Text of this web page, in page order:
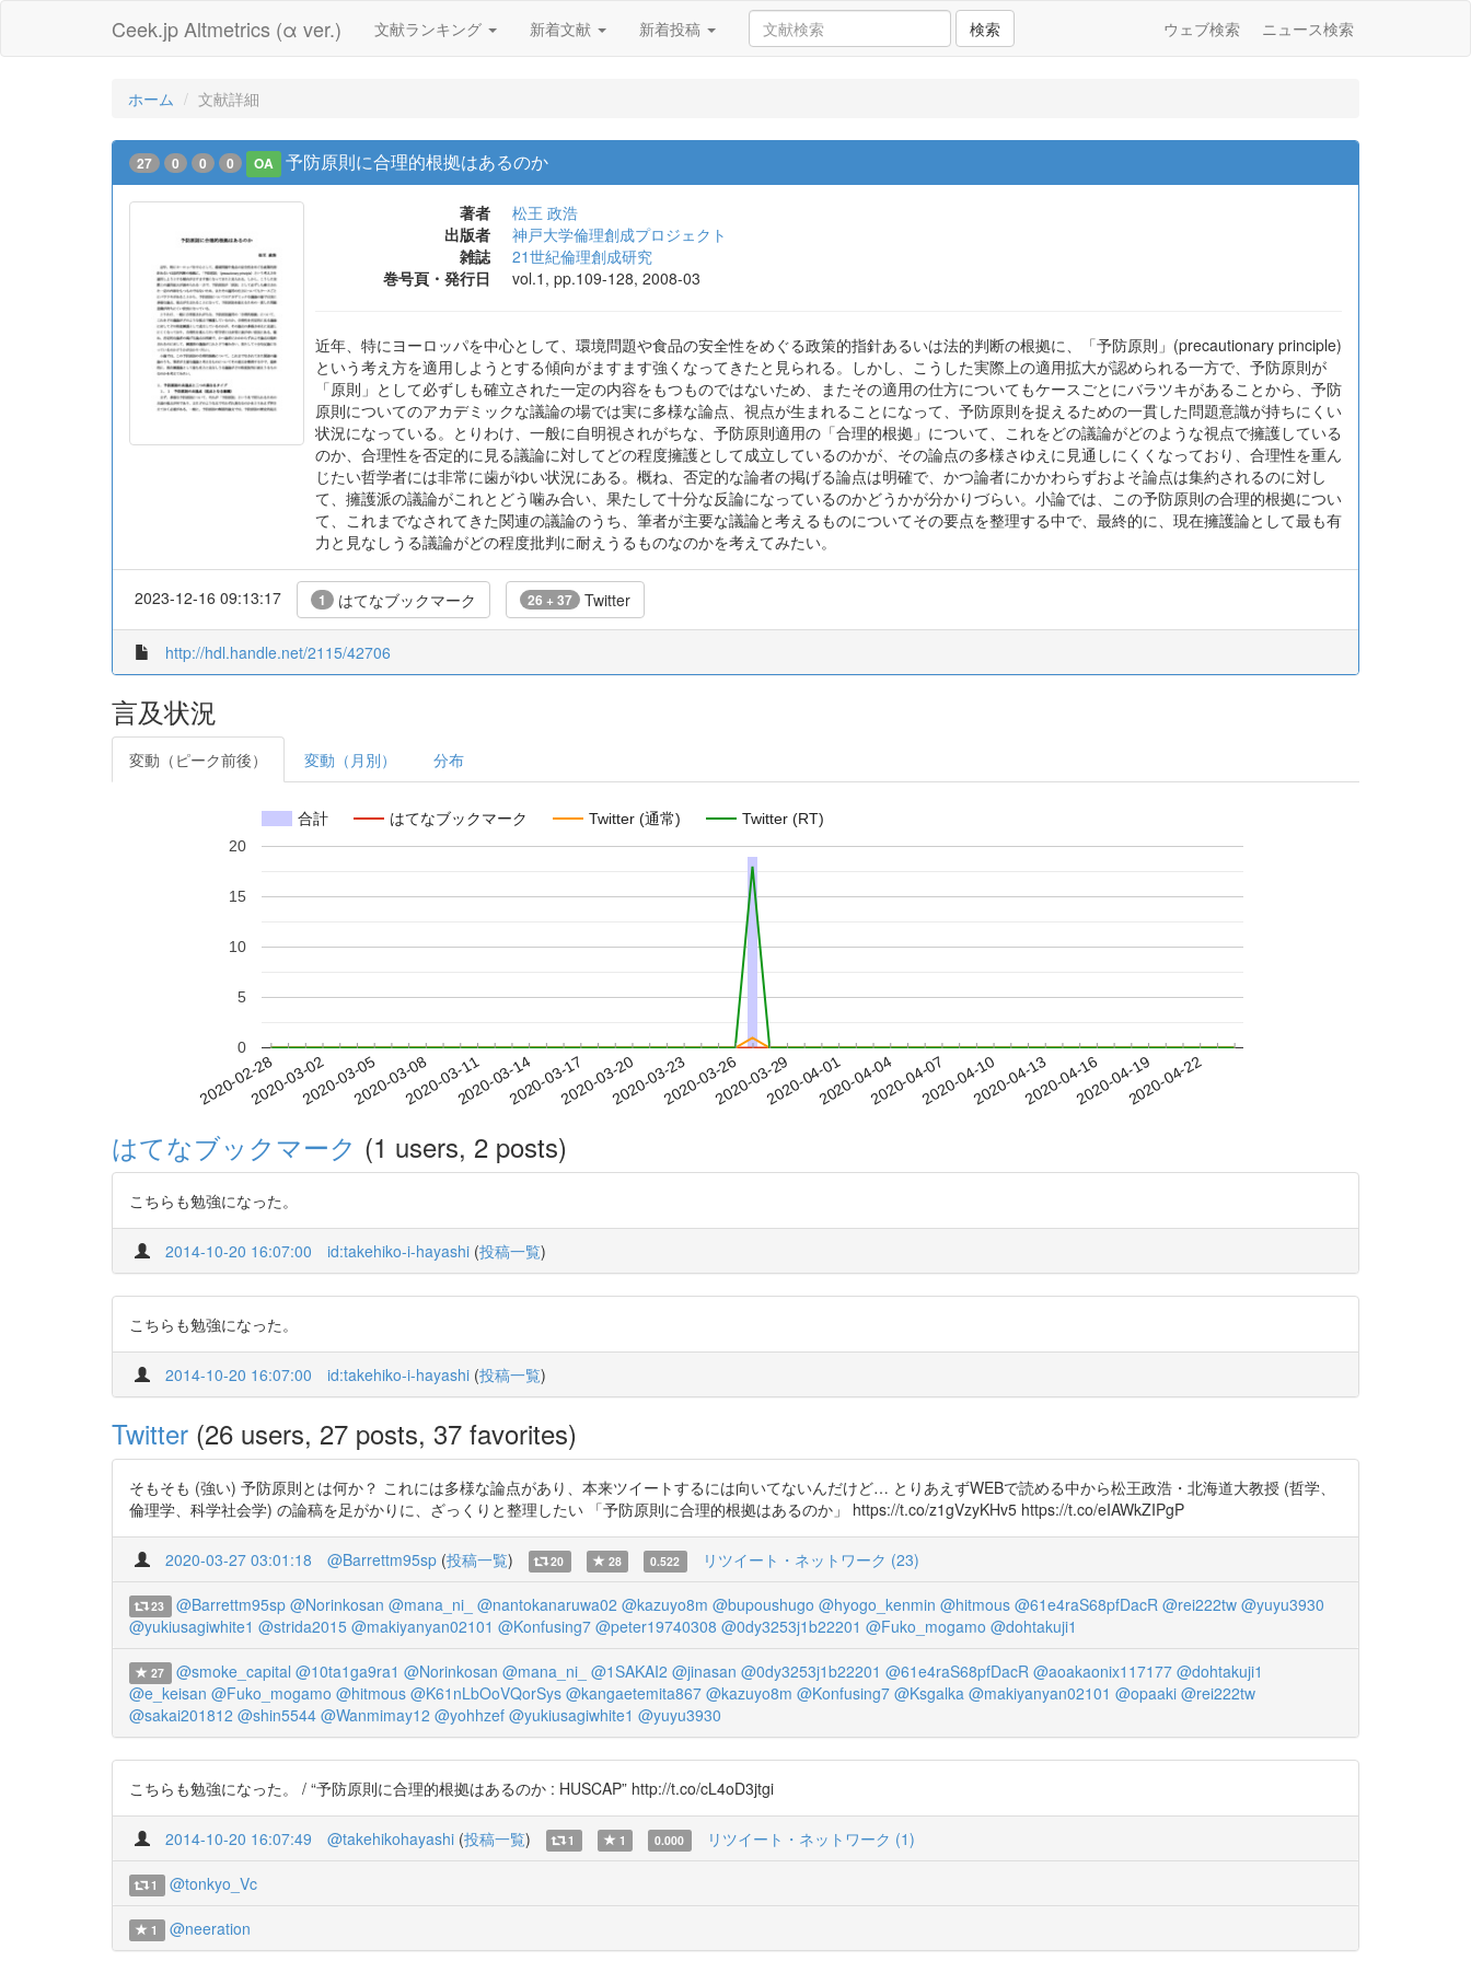
Ceek.jp Altmetrics (α ver.) 文献ランキング 新着文献 新着投稿 検索 ウェブ検索 ニュース検索
ホーム 文献詳細
27 0 0 0 OA 予防原則に合理的根拠はあるのか
著者
松王 政浩
出版者
神戸大学倫理創成プロジェクト
雑誌
21世紀倫理創成研究
巻号頁・発行日
vol.1, pp.109-128, 2008-03
近年、特にヨーロッパを中心として、環境問題や食品の安全性をめぐる政策的指針あるいは法的判断の根拠に、「予防原則」(precautionary principle)
という考え方を適用しようとする傾向がますます強くなってきたと見られる。しかし、こうした実際上の適用拡大が認められる一方で、予防原則が
「原則」として必ずしも確立された一定の内容をもつものではないため、またその適用の仕方についてもケースごとにバラツキがあることから、予防
原則についてのアカデミックな議論の場では実に多様な論点、視点が生まれることになって、予防原則を捉えるための一貫した問題意識が持ちにくい
状況になっている。とりわけ、一般に自明視されがちな、予防原則適用の「合理的根拠」について、これをどの議論がどのような視点で擁護している
のか、合理性を否定的に見る議論に対してどの程度擁護として成立しているのかが、その論点の多様さゆえに見通しにくくなっており、合理性を重ん
じたい哲学者には非常に歯がゆい状況にある。概ね、否定的な論者の掲げる論点は明確で、かつ論者にかかわらずおよそ論点は集約されるのに対し
て、擁護派の議論がこれとどう噛み合い、果たして十分な反論になっているのかどうかが分かりづらい。小論では、この予防原則の合理的根拠につい
て、これまでなされてきた関連の議論のうち、筆者が主要な議論と考えるものについてその要点を整理する中で、最終的に、現在擁護論として最も有
力と見なしうる議論がどの程度批判に耐えうるものなのかを考えてみたい。
2023-12-16 09:13:17 1 はてなブックマーク 26 + 37 Twitter
http://hdl.handle.net/2115/42706
言及状況
変動（ピーク前後） 変動（月別） 分布
合計 はてなブックマーク Twitter (通常) Twitter (RT)
2020-02-282020-03-022020-03-052020-03-082020-03-112020-03-142020-03-172020-03-202020-03-232020-03-262020-03-292020-04-012020-04-042020-04-072020-04-102020-04-132020-04-162020-04-192020-04-22
0
5
10
15
20
はてなブックマーク (1 users, 2 posts)
こちらも勉強になった。
2014-10-20 16:07:00 id:takehiko-i-hayashi (投稿一覧)
こちらも勉強になった。
2014-10-20 16:07:00 id:takehiko-i-hayashi (投稿一覧)
Twitter (26 users, 27 posts, 37 favorites)
そもそも (強い) 予防原則とは何か？ これには多様な論点があり、本来ツイートするには向いてないんだけど… とりあえずWEBで読める中から松王政浩・北海道大教授 (哲学、
倫理学、科学社会学) の論稿を足がかりに、ざっくりと整理したい 「予防原則に合理的根拠はあるのか」 https://t.co/z1gVzyKHv5 https://t.co/eIAWkZIPgP
2020-03-27 03:01:18 @Barrettm95sp (投稿一覧) 20 28 0.522 リツイート・ネットワーク (23)
23 @Barrettm95sp @Norinkosan @mana_ni_ @nantokanaruwa02 @kazuyo8m @bupoushugo @hyogo_kenmin @hitmous @61e4raS68pfDacR @rei222tw @yuyu3930
@yukiusagiwhite1 @strida2015 @makiyanyan02101 @Konfusing7 @peter19740308 @0dy3253j1b22201 @Fuko_mogamo @dohtakuji1
27 @smoke_capital @10ta1ga9ra1 @Norinkosan @mana_ni_ @1SAKAI2 @jinasan @0dy3253j1b22201 @61e4raS68pfDacR @aoakaonix117177 @dohtakuji1
@e_keisan @Fuko_mogamo @hitmous @K61nLbOoVQorSys @kangaetemita867 @kazuyo8m @Konfusing7 @Ksgalka @makiyanyan02101 @opaaki @rei222tw
@sakai201812 @shin5544 @Wanmimay12 @yohhzef @yukiusagiwhite1 @yuyu3930
こちらも勉強になった。 / “予防原則に合理的根拠はあるのか : HUSCAP” http://t.co/cL4oD3jtgi
2014-10-20 16:07:49 @takehikohayashi (投稿一覧) 1 1 0.000 リツイート・ネットワーク (1)
1 @tonkyo_Vc
1 @neeration